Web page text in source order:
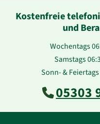
Kostenfreie
und
Wochentags
Samstags
Sonn- &
05303